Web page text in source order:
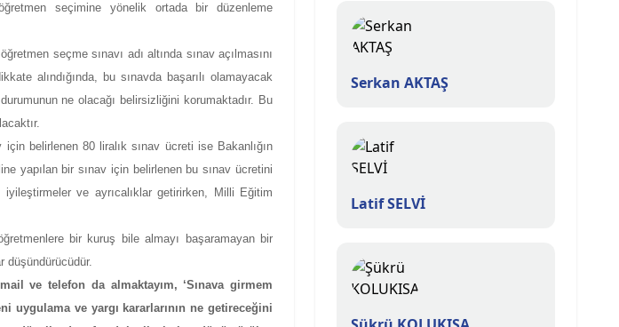
seçimine yönelik ortada bir düzenleme
seçme sınavı adı altında sınav açılmasını
alındığında, bu sınavda başarılı olamayacak
ne olacağı belirsizliğini korumaktadır. Bu
belirlenen 80 liralık sınav ücreti ise Bakanlığın
yapılan bir sınav için belirlenen bu sınav ücretini
ve ayrıcalıklar getirirken, Milli Eğitim
bir kuruş bile almayı başaramayan bir
düşündürücüdür.
ve telefon da almaktayım, ‘Sınava girmem
uygulama ve yargı kararlarının ne getireceğini
Serkan AKTAŞ
Latif SELVİ